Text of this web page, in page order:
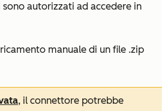
autorizzati ad accedere in
manuale di un file .zip
, il connettore potrebbe